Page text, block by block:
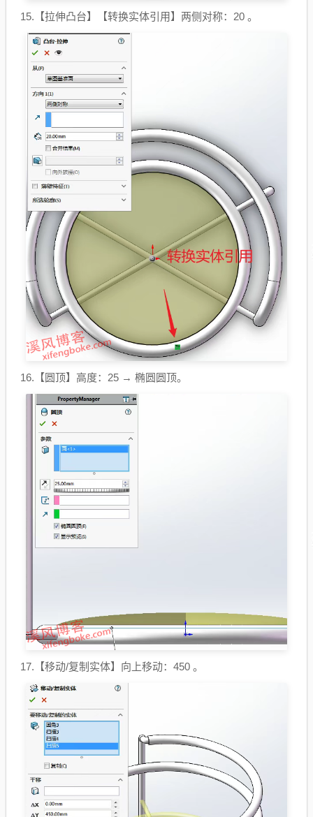
15.【拉伸凸台】【转换实体引用】两侧对称：20 。
16.【圆顶】高度：25 → 椭圆圆顶。
17.【移动/复制实体】向上移动：450 。